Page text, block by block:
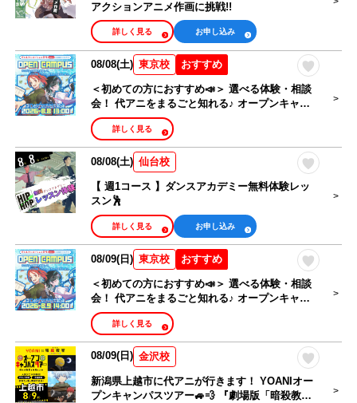
アクションアニメ作画に挑戦!!
お申し込み
詳しく見る
おすすめ
08/08(土) 東京校
＜初めての方におすすめ📣＞ 選べる体験・相談
会！ 代アニをまるごと知れる♪ オープンキャン
パス🎉
詳しく見る
08/08(土) 仙台校
【 週1コース 】ダンスアカデミー無料体験レッ
スン🕺
お申し込み
詳しく見る
おすすめ
08/09(日) 東京校
＜初めての方におすすめ📣＞ 選べる体験・相談
会！ 代アニをまるごと知れる♪ オープンキャン
パス🎉
詳しく見る
08/09(日) 金沢校
新潟県上越市に代アニが行きます！ YOANIオー
プンキャンパスツアー🚙💨 『劇場版「暗殺教